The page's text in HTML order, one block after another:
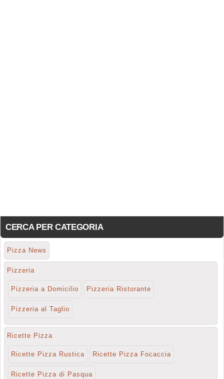
CERCA PER CATEGORIA
Pizza News
Pizzeria
Pizzeria a Domicilio Pizzeria Ristorante
Pizzeria al Taglio
Ricette Pizza
Ricette Pizza Rustica Ricette Pizza Focaccia
Ricette Pizza di Pasqua